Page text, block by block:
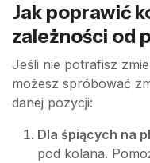
Jak poprawić
zależności od
Jeśli nie potrafisz
możesz spróbować
danej pozycji:
Dla śpiących na
pod kolana.